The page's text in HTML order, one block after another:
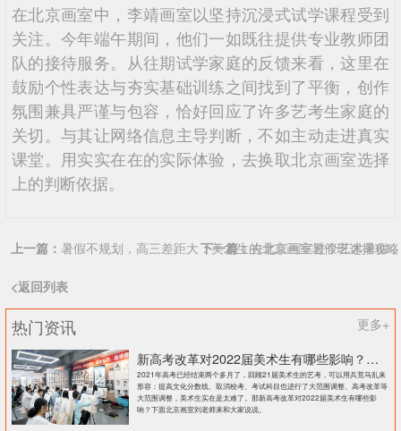
在北京画室中，李靖画室以坚持沉浸式试学课程受到
关注。今年端午期间，他们一如既往提供专业教师团
队的接待服务。从往期试学家庭的反馈来看，这里在
鼓励个性表达与夯实基础训练之间找到了平衡，创作
氛围兼具严谨与包容，恰好回应了许多艺考生家庭的
关切。与其让网络信息主导判断，不如主动走进真实
课堂。用实实在在的实际体验，去换取北京画室选择
上的判断依据。
上一篇： 暑假不规划，高三差距大：美术生的北京画室暑假班选择攻略
下一篇：去北京画室过个艺术暑假
<返回列表
热门资讯
更多+
新高考改革对2022届美术生有哪些影响？北京画室刘老师来和大家说说
2021年高考已经结束两个多月了，回顾21届美术生的艺考，可以用兵荒马乱来
形容：提高文化分数线、取消校考、考试科目也进行了大范围调整、高考改革等
大范围调整，美术生实在是太难了。那新高考改革对2022届美术生有哪些影
响？下面北京画室刘老师来和大家说说。